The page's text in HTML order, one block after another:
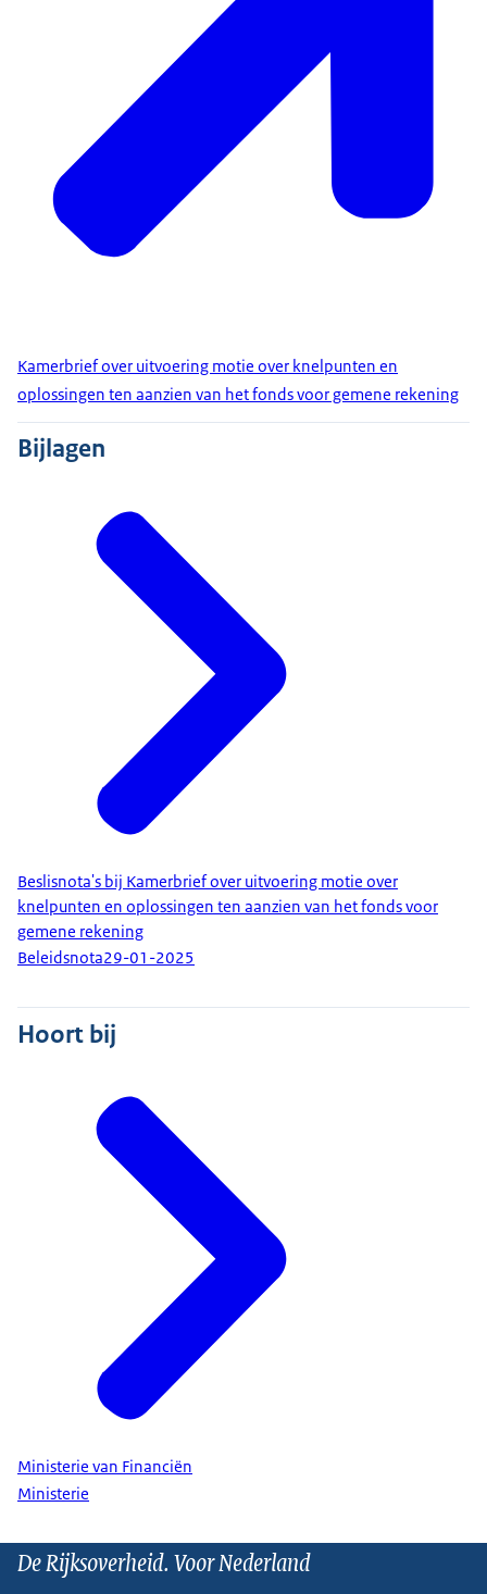
Kamerbrief over uitvoering motie over knelpunten en
oplossingen ten aanzien van het fonds voor gemene rekening
Bijlagen
Beslisnota's bij Kamerbrief over uitvoering motie over
knelpunten en oplossingen ten aanzien van het fonds voor
gemene rekening
Beleidsnota29-01-2025
Hoort bij
Ministerie van Financiën
Ministerie
De Rijksoverheid. Voor Nederland